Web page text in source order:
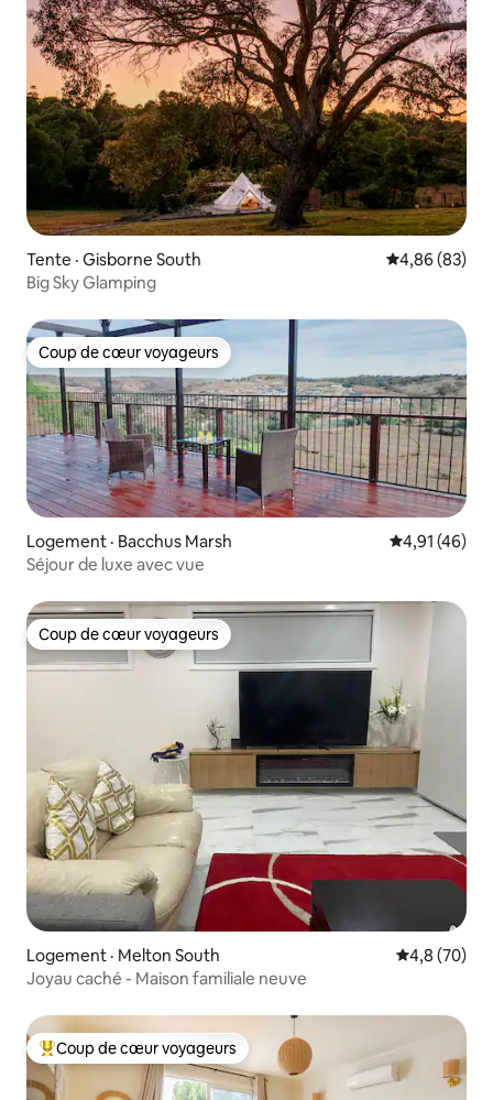
Tente · Gisborne South Note
4,86 (83)
Big Sky Glamping
Coup de cœur voyageurs
Coup de cœur voyageurs
Logement · Bacchus Marsh Note
4,91 (46)
Séjour de luxe avec vue
Coup de cœur voyageurs
Coup de cœur voyageurs
Logement · Melton South Note
4,8 (70)
Joyau caché - Maison familiale neuve
Coup de cœur voyageurs parmi les plus aimés
Coup de cœur voyageurs